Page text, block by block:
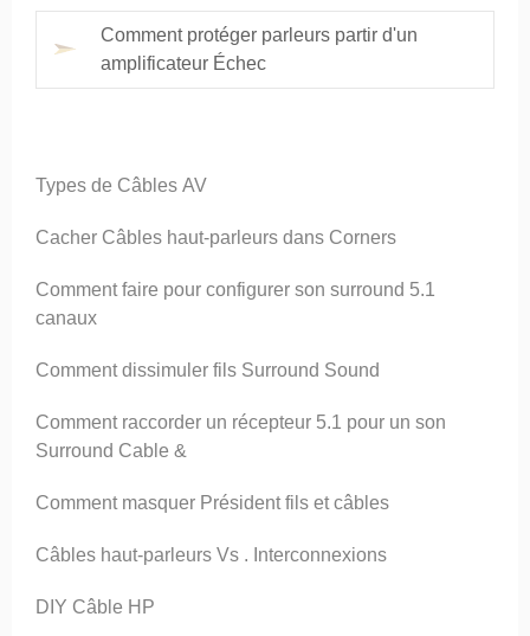
Comment protéger parleurs partir d'un
amplificateur Échec
Types de Câbles AV
Cacher Câbles haut-parleurs dans Corners
Comment faire pour configurer son surround 5.1
canaux
Comment dissimuler fils Surround Sound
Comment raccorder un récepteur 5.1 pour un son
Surround Cable &
Comment masquer Président fils et câbles
Câbles haut-parleurs Vs . Interconnexions
DIY Câble HP